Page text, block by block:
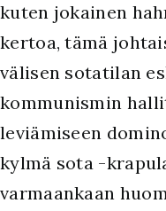
kuten jokainen
kertoa, tämä
välisen sotatilan
kommunismin
leviämiseen
kylmä sota -
varmaankaan